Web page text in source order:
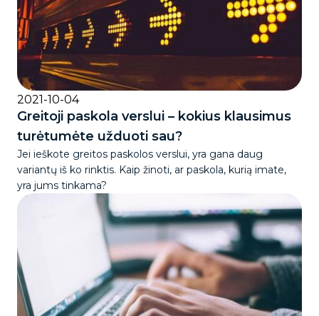
2021-10-04
Greitoji paskola verslui – kokius klausimus
turėtumėte užduoti sau?
Jei ieškote greitos paskolos verslui, yra gana daug
variantų iš ko rinktis. Kaip žinoti, ar paskola, kurią imate,
yra jums tinkama?